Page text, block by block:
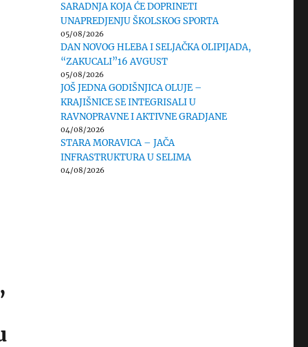
SARADNJA KOJA ĆE DOPRINETI
UNAPREDJENJU ŠKOLSKOG SPORTA
05/08/2026
DAN NOVOG HLEBA I SELJAČKA OLIPIJADA,
“ZAKUCALI”16 AVGUST
05/08/2026
JOŠ JEDNA GODIŠNJICA OLUJE –
KRAJIŠNICE SE INTEGRISALI U
RAVNOPRAVNE I AKTIVNE GRADJANE
04/08/2026
STARA MORAVICA – JAČA
INFRASTRUKTURA U SELIMA
04/08/2026